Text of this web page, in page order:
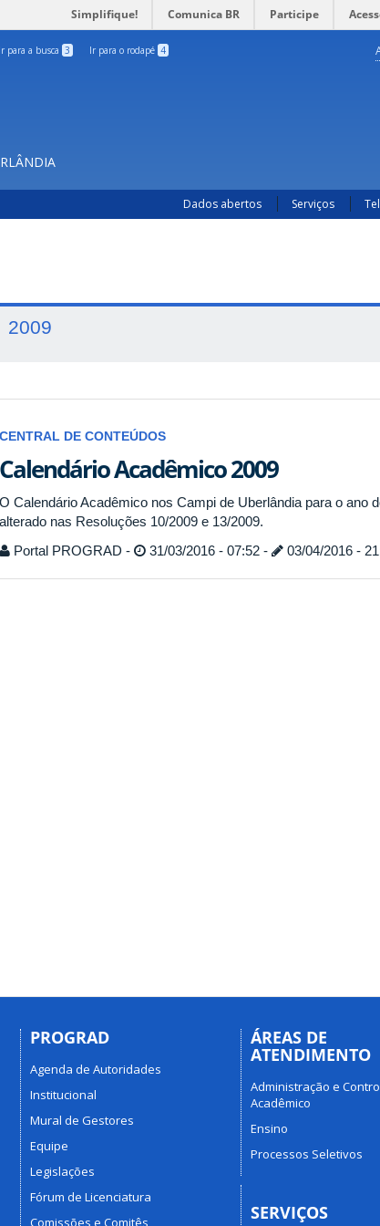
Simplifique! Comunica BR Participe
Ir para a busca 3 Ir para o rodapé 4
Dados abertos Serviços
2009
CENTRAL DE CONTEÚDOS
Calendário Acadêmico 2009
O Calendário Acadêmico nos Campi de Uberlândia para o ano
alterado nas Resoluções 10/2009 e 13/2009.
Portal PROGRAD -
31/03/2016 - 07:52 - 03/04/2016 -
PROGRAD
Agenda de Autoridades
Institucional
Mural de Gestores
Equipe
Legislações
Fórum de Licenciatura
Comissões e Comitês
ÁREAS DE
ATENDIMENTO
Administração e
Acadêmico
Ensino
Processos Seletivos
SERVIÇOS